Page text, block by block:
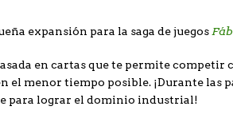
expansión para la saga de juegos
en cartas que te permite
menor tiempo posible. ¡Durante las
para lograr el dominio industrial!